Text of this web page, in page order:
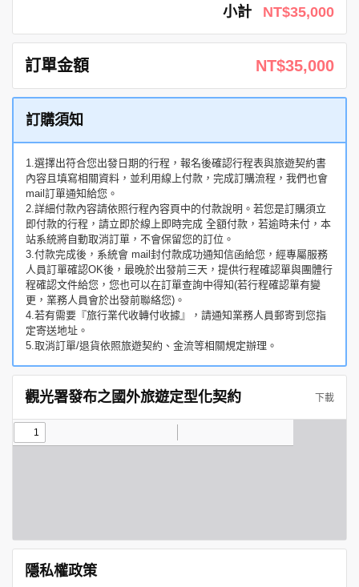
小計 NT$35,000
訂單金額 NT$35,000
訂購須知
1.選擇出符合您出發日期的行程，報名後確認行程表與旅遊契約書
內容且填寫相關資料，並利用線上付款，完成訂購流程，我們也會
mail訂單通知給您。
2.詳細付款內容請依照行程內容頁中的付款說明。若您是訂購須立
即付款的行程，請立即於線上即時完成 全額付款，若逾時未付，本
站系統將自動取消訂單，不會保留您的訂位。
3.付款完成後，系統會 mail封付款成功通知信函給您，經專屬服務
人員訂單確認OK後，最晚於出發前三天，提供行程確認單與團體行
程確認文件給您，您也可以在訂單查詢中得知(若行程確認單有變
更，業務人員會於出發前聯絡您)。
4.若有需要『旅行業代收轉付收據』，請通知業務人員郵寄到您指
定寄送地址。
5.取消訂單/退貨依照旅遊契約、金流等相關規定辦理。
觀光署發布之國外旅遊定型化契約 下載
隱私權政策